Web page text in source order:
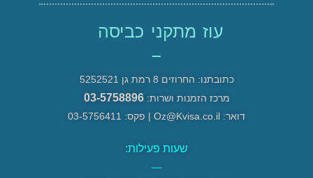
עוז מתקני כביסה
כתובתנו: החרוזים 8 רמת גן 5252521
מרכז הזמנות ושרות:03-5758896
דואר: Oz@Kvisa.co.il | פקס: 03-5756411
שעות פעילות:
—